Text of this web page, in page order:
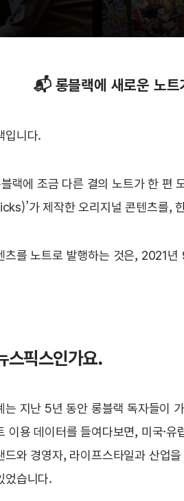
📬 롱블랙에 새로운 노트
입니다.
랙에 조금 다른 결의 노트가 한 편
가 제작한 오리지널 콘텐츠를,
츠를 노트로 발행하는 것은, 2021
스픽스인가요.
는 지난 5년 동안 롱블랙 독자들이
이용 데이터를 들여다보면, 미국·유
드와 경영자, 라이프스타일과 산업
었습니다.